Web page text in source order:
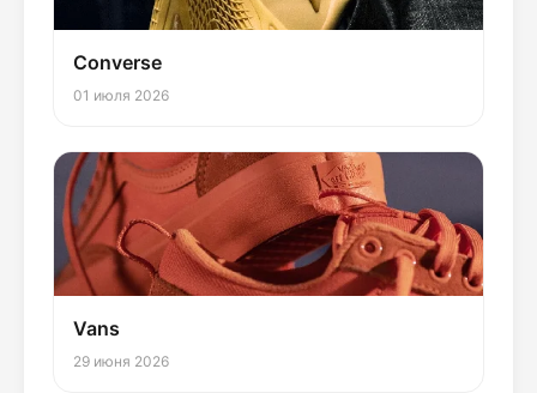
Converse
01 июля 2026
Vans
29 июня 2026